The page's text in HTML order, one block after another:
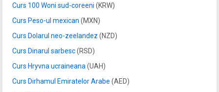
Curs 100 Woni sud-coreeni (KRW)
Curs Peso-ul mexican (MXN)
Curs Dolarul neo-zeelandez (NZD)
Curs Dinarul sarbesc(RSD)
Curs Hryvna ucraineana (UAH)
Curs Dirhamul Emiratelor Arabe (AED)